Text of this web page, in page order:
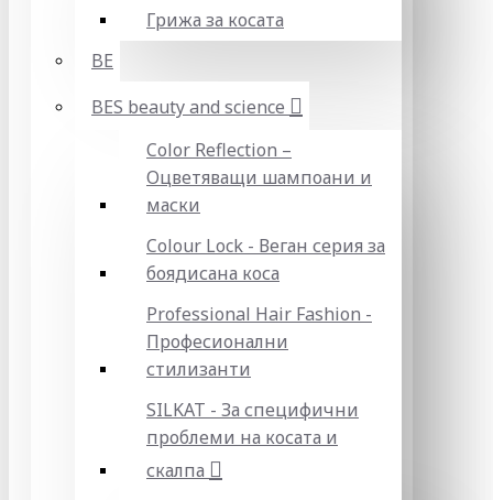
Грижа за косата
BE
BES beauty and science
Color Reflection –
Оцветяващи шампоани и
маски
Colour Lock - Веган серия за
боядисана коса
Professional Hair Fashion -
Професионални
стилизанти
SILKAT - За специфични
проблеми на косата и
скалпа